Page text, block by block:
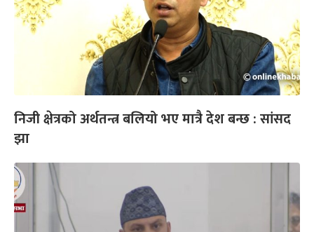
निजी क्षेत्रको अर्थतन्त्र बलियो भए मात्रै देश बन्छ : सांसद
झा